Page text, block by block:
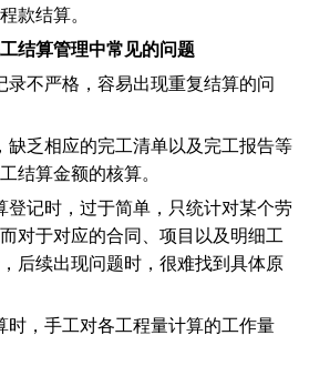
款结算。
算管理中常见的问题
不严格，容易出现重复结算的问
乏相应的完工清单以及完工报告等
结算金额的核算。
记时，过于简单，只统计对某个劳
对于对应的合同、项目以及明细工
后续出现问题时，很难找到具体原
，手工对各工程量计算的工作量